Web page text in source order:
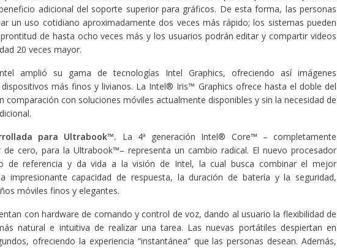
adicional del soporte superior para gráficos. De esta forma, las personas
un uso cotidiano aproximadamente dos veces más rápido; los sistemas pueden
de hasta ocho veces más y los usuarios podrán editar y compartir videos
20 veces mayor.
amplió su gama de tecnologías Intel Graphics, ofreciendo así imágenes
más finos y livianos. La Intel® Iris™ Graphics ofrece hasta el doble del
comparación con soluciones móviles actualmente disponibles y sin la necesidad de
para Ultrabook™. La 4ª generación Intel® Core™ – completamente
de cero, para la Ultrabook™– representa un cambio radical. El nuevo procesador
de referencia y da vida a la visión de Intel, la cual busca combinar el mejor
impresionante capacidad de respuesta, la duración de batería y la seguridad,
móviles finos y elegantes.
con hardware de comando y control de voz, dando al usuario la flexibilidad de
natural e intuitiva de realizar una tarea. Las nuevas portátiles despiertan en
ofreciendo la experiencia “instantánea” que las personas desean. Además,